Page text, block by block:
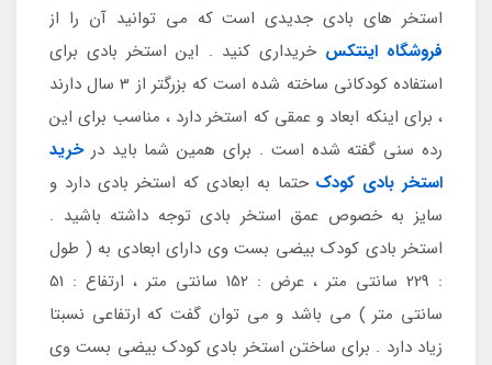
استخر های بادی جدیدی است که می توانید آن را از
فروشگاه اینتکس خریداری کنید . این استخر بادی برای
استفاده کودکانی ساخته شده است که بزرگتر از 3 سال دارند
، برای اینکه ابعاد و عمقی که استخر دارد ، مناسب برای این
رده سنی گفته شده است . برای همین شما باید درخرید
استخر بادی کودک حتما به ابعادی که استخر بادی دارد و
سایز به خصوص عمق استخر بادی توجه داشته باشید .
استخر بادی کودک بیضی بست وی دارای ابعادی به ( طول
: 229 سانتی متر ، عرض : 152 سانتی متر ، ارتفاع : 51
سانتی متر ) می باشد و می توان گفت که ارتفاعی نسبتا
زیاد دارد . برای ساختن استخر بادی کودک بیضی بست وی